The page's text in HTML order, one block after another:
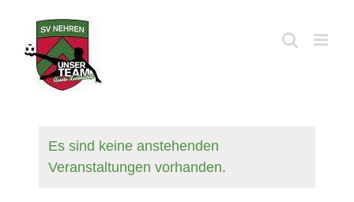
springen
Es sind keine anstehenden
Veranstaltungen vorhanden.